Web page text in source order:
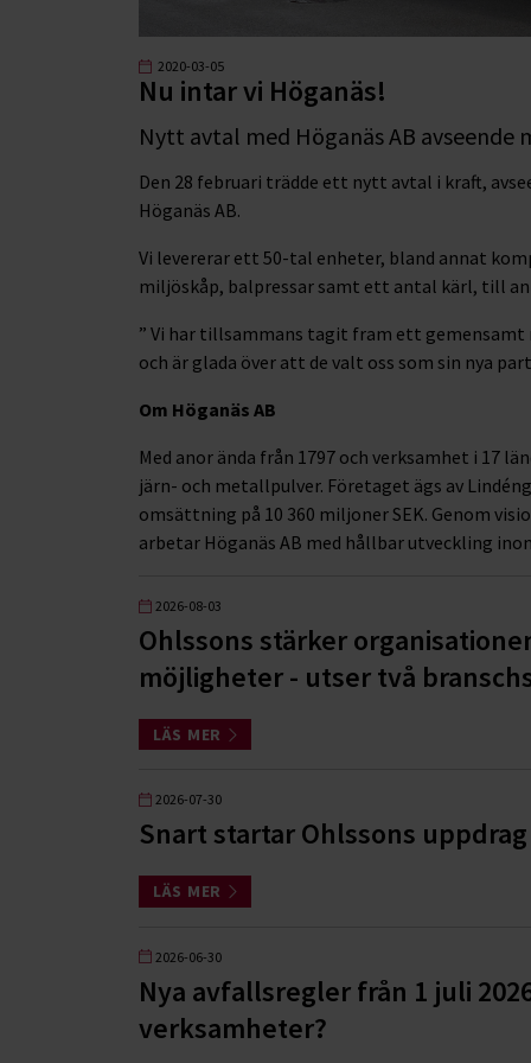
2020-03-05
Nu intar vi Höganäs!
Nytt avtal med Höganäs AB
Den 28 februari trädde ett nytt avtal i kraft,
Höganäs AB.
Vi levererar ett 50-tal enheter, bland annat
miljöskåp, balpressar samt ett antal kärl, till
” Vi har tillsammans tagit fram ett
och är glada över att de valt oss som sin nya
Om Höganäs AB
Med anor ända från 1797 och verksamhet i 17
järn- och metallpulver. Företaget ägs av
omsättning på 10 360 miljoner SEK. Genom
arbetar Höganäs AB med hållbar utveckling
2026-08-03
Ohlssons stärker
möjligheter - utser två
LÄS MER
2026-07-30
Snart startar Ohlssons
LÄS MER
2026-06-30
Nya avfallsregler från 1 juli
verksamheter?